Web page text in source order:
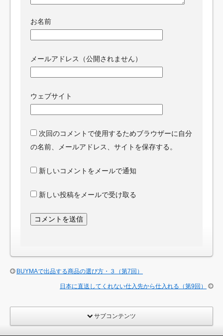
お名前
メールアドレス（公開されません）
ウェブサイト
次回のコメントで使用するためブラウザーに自分
の名前、メールアドレス、サイトを保存する。
新しいコメントをメールで通知
新しい投稿をメールで受け取る
BUYMAで出品する商品の選び方・３（第7回）
日本に直送してくれない仕入先から仕入れる（第9回）
サブコンテンツ